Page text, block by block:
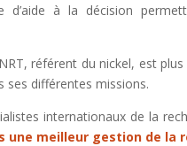
à la décision
référent du nickel, est plus
ses différentes missions.
internationaux de la
une meilleur gestion de la